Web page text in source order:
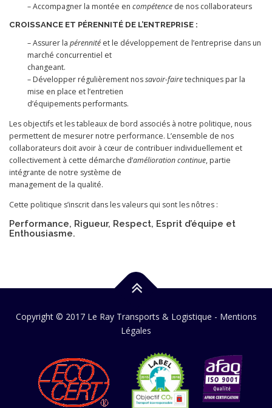
– Accompagner la montée en compétence de nos collaborateurs
CROISSANCE ET PÉRENNITÉ DE L’ENTREPRISE :
– Assurer la pérennité et le développement de l’entreprise dans un
marché concurrentiel et
changeant.
– Développer régulièrement nossavoir-fairetechniques par la
mise en place et l’entretien
d’équipements performants.
Les objectifs et les tableaux de bord associés à notre politique, nous
permettent de mesurer notre performance. L’ensemble de nos
collaborateurs doit avoir à cœur de contribuer individuellement et
collectivement à cette démarche d’amélioration continue, partie
intégrante de notre système de
management de la qualité.
Cette politique s’inscrit dans les valeurs qui sont les nôtres :
Performance, Rigueur, Respect, Esprit d’équipe et
Enthousiasme.
Copyright © 2017 Le Ray Transports & Logistique - Mentions
Légales